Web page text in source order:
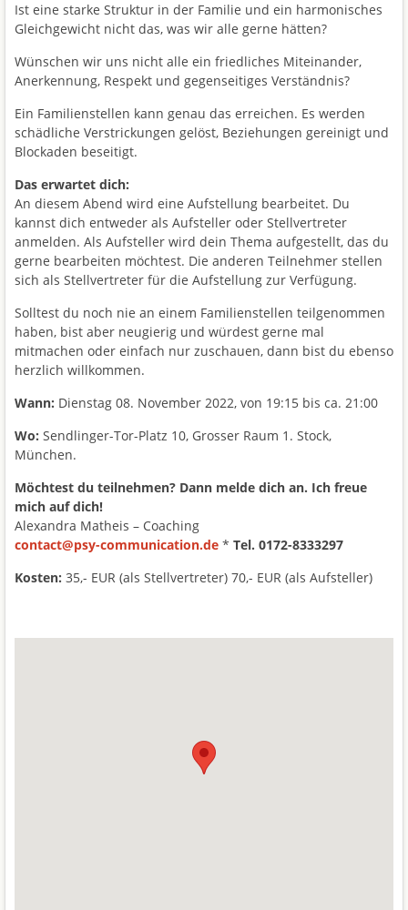
Ist eine starke Struktur in der Familie und ein harmonisches
Gleichgewicht nicht das, was wir alle gerne hätten?
Wünschen wir uns nicht alle ein friedliches Miteinander,
Anerkennung, Respekt und gegenseitiges Verständnis?
Ein Familienstellen kann genau das erreichen. Es werden
schädliche Verstrickungen gelöst, Beziehungen gereinigt und
Blockaden beseitigt.
Das erwartet dich:
An diesem Abend wird eine Aufstellung bearbeitet. Du
kannst dich entweder als Aufsteller oder Stellvertreter
anmelden. Als Aufsteller wird dein Thema aufgestellt, das du
gerne bearbeiten möchtest. Die anderen Teilnehmer stellen
sich als Stellvertreter für die Aufstellung zur Verfügung.
Solltest du noch nie an einem Familienstellen teilgenommen
haben, bist aber neugierig und würdest gerne mal
mitmachen oder einfach nur zuschauen, dann bist du ebenso
herzlich willkommen.
Wann: Dienstag 08. November 2022, von 19:15 bis ca. 21:00
Wo: Sendlinger-Tor-Platz 10, Grosser Raum 1. Stock,
München.
Möchtest du teilnehmen? Dann melde dich an. Ich freue
mich auf dich!
Alexandra Matheis – Coaching
contact@psy-communication.de * Tel. 0172-8333297
Kosten: 35,- EUR (als Stellvertreter) 70,- EUR (als Aufsteller)